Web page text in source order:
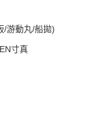
/游動丸/船拋)
寸真